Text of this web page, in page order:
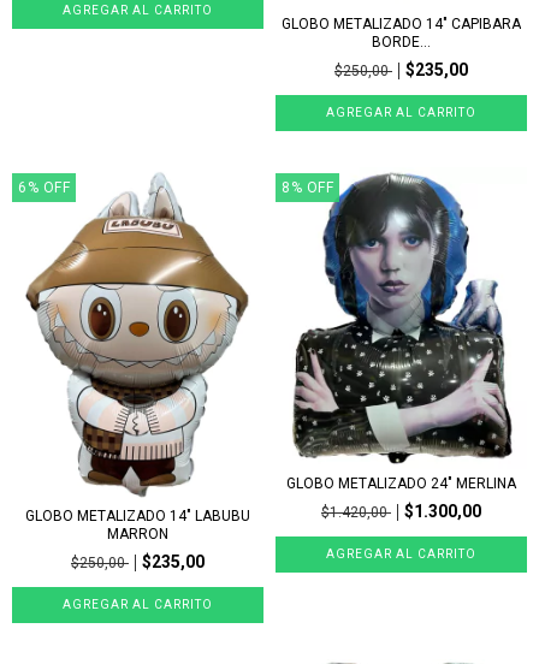
GLOBO METALIZADO 14" CAPIBARA
BORDE...
$250,00
$235,00
6 % OFF
GLOBO METALIZADO 14" LABUBU
MARRON
$250,00
$235,00
8 % OFF
GLOBO METALIZADO 24" MERLINA
$1.420,00
$1.300,00